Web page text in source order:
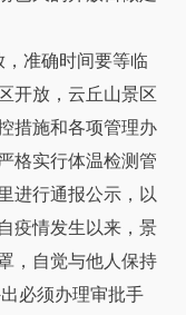
准确时间要等临
开放，云丘山景区
措施和各项管理办
格实行体温检测管
进行通报公示，以
疫情发生以来，景
，自觉与他人保持
必须办理审批手